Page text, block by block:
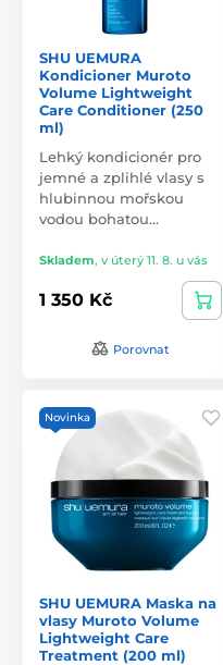
SHU UEMURA
Kondicioner Muroto
Volume Lightweight
Care Conditioner (250
ml)
Lehký kondicionér pro
jemné a zplihlé vlasy s
hlubinnou mořskou
vodou bohatou…
Skladem, v úterý 11. 8. u vás
1 350 Kč
Porovnat
Novinka
SHU UEMURA Maska na
vlasy Muroto Volume
Lightweight Care
Treatment (200 ml)